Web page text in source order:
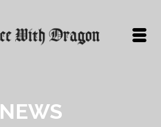
NEWS